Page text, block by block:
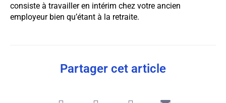
consiste à travailler en intérim chez votre ancien
employeur bien qu’étant à la retraite.
Partager cet article